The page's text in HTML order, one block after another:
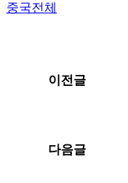
중국전체
이전글
다음글